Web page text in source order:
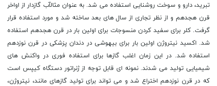
تبرید، دارو و سوخت روشنایی استفاده می شد. به عنوان مثالآب گازدار از اواخر
قرن هجدهم و از نظر تجاری از سال های بعد ساخته شد و مورد استفاده قرار
گرفت. کلر برای سفید کردن منسوجات برای اولین بار در قرن هجدهم استفاده
شد. اکسید نیتروژن اولین بار برای بیهوشی در دندان پزشکی در قرن نوزدهم
استفاده شد. در این زمان اغلب گازها برای استفاده فوری در واکنش های
شیمیایی تولید می شدند. نمونه ای قابل توجه از ژنراتور دستگاه کیپس است
که در قرن نوزدهم اختراع شد و می تواند برای تولید گازهای مانند، نیتروژن،